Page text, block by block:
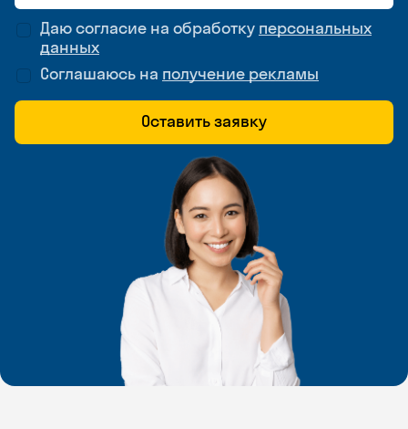
Даю согласие на обработку персональных
данных
Соглашаюсь на получение рекламы
Оставить заявку